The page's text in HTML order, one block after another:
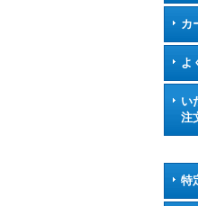
カ
よ
い
注
特